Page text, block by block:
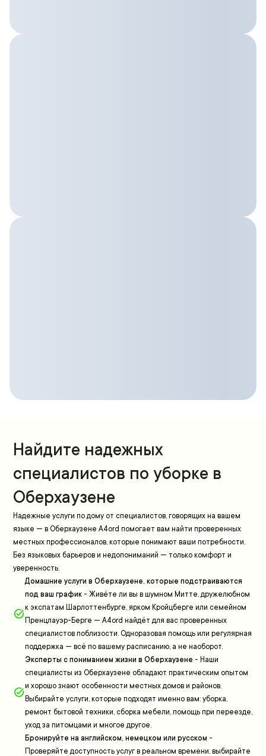
Найдите надежных
специалистов по уборке в
Оберхаузенe
Надежные услуги по дому от специалистов, говорящих на вашем
языке — в Оберхаузенe A4ord помогает вам найти проверенных
местных профессионалов, которые понимают ваши потребности.
Без языковых барьеров и недопониманий — только комфорт и
уверенность.
Домашние услуги в Оберхаузенe, которые подстраиваются
под ваш график - Живёте ли вы в шумном Митте, дружелюбном
к экспатам Шарлоттенбурге, ярком Кройцберге или семейном
Пренцлауэр-Берге — A4ord найдёт для вас проверенных
специалистов поблизости. Одноразовая помощь или регулярная
поддержка — всё по вашему расписанию, а не наоборот.
Эксперты с пониманием жизни в Оберхаузенe - Наши
специалисты из Оберхаузенe обладают практическим опытом
и хорошо знают особенности местных домов и районов.
Выбирайте услуги, которые подходят именно вам: уборка,
ремонт бытовой техники, сборка мебели, помощь при переезде,
уход за питомцами и многое другое.
Бронируйте на английском, немецком или русском -
Проверяйте доступность услуг в реальном времени, выбирайте